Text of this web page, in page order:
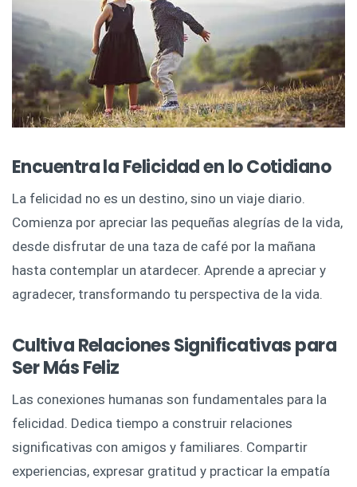
Encuentra la Felicidad en lo Cotidiano
La felicidad no es un destino, sino un viaje diario.
Comienza por apreciar las pequeñas alegrías de la vida,
desde disfrutar de una taza de café por la mañana
hasta contemplar un atardecer. Aprende a apreciar y
agradecer, transformando tu perspectiva de la vida.
Cultiva Relaciones Significativas para
Ser Más Feliz
Las conexiones humanas son fundamentales para la
felicidad. Dedica tiempo a construir relaciones
significativas con amigos y familiares. Compartir
experiencias, expresar gratitud y practicar la empatía